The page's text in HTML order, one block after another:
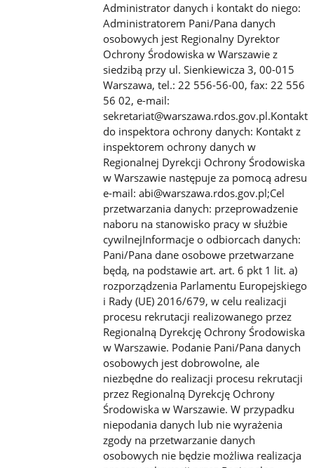
Administrator danych i kontakt do niego:
Administratorem Pani/Pana danych
osobowych jest Regionalny Dyrektor
Ochrony Środowiska w Warszawie z
siedzibą przy ul. Sienkiewicza 3, 00-015
Warszawa, tel.: 22 556-56-00, fax: 22 556
56 02, e-mail:
sekretariat@warszawa.rdos.gov.pl.Kontakt
do inspektora ochrony danych: Kontakt z
inspektorem ochrony danych w
Regionalnej Dyrekcji Ochrony Środowiska
w Warszawie następuje za pomocą adresu
e-mail: abi@warszawa.rdos.gov.pl;Cel
przetwarzania danych: przeprowadzenie
naboru na stanowisko pracy w służbie
cywilnejInformacje o odbiorcach danych:
Pani/Pana dane osobowe przetwarzane
będą, na podstawie art. art. 6 pkt 1 lit. a)
rozporządzenia Parlamentu Europejskiego
i Rady (UE) 2016/679, w celu realizacji
procesu rekrutacji realizowanego przez
Regionalną Dyrekcję Ochrony Środowiska
w Warszawie. Podanie Pani/Pana danych
osobowych jest dobrowolne, ale
niezbędne do realizacji procesu rekrutacji
przez Regionalną Dyrekcję Ochrony
Środowiska w Warszawie. W przypadku
niepodania danych lub nie wyrażenia
zgody na przetwarzanie danych
osobowych nie będzie możliwa realizacja